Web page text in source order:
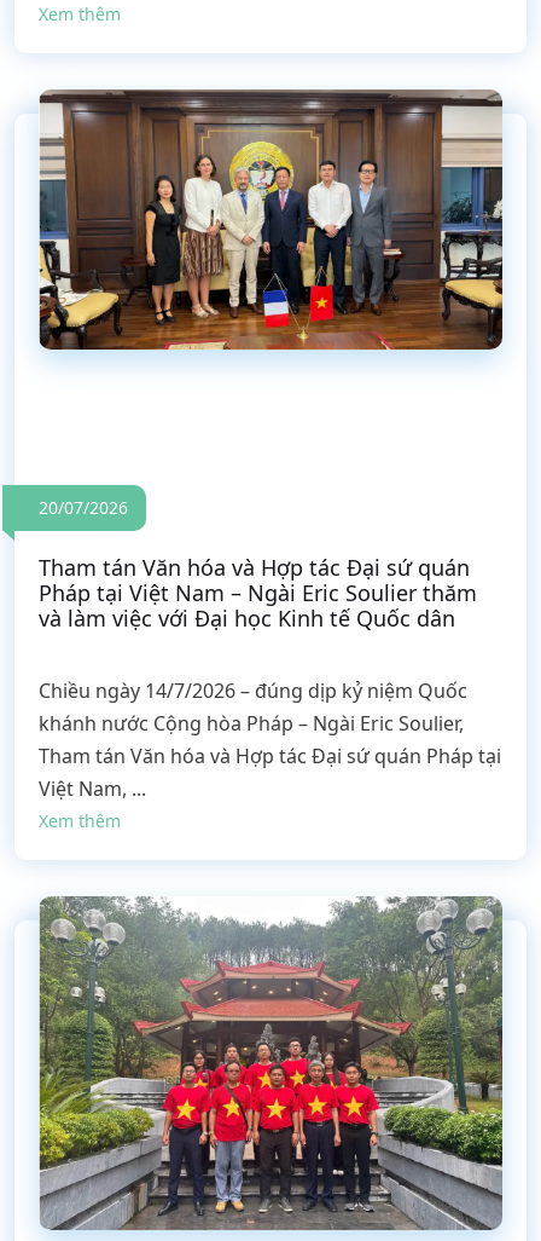
Xem thêm
20/07/2026
Tham tán Văn hóa và Hợp tác Đại sứ quán
Pháp tại Việt Nam – Ngài Eric Soulier thăm
và làm việc với Đại học Kinh tế Quốc dân
Chiều ngày 14/7/2026 – đúng dịp kỷ niệm Quốc
khánh nước Cộng hòa Pháp – Ngài Eric Soulier,
Tham tán Văn hóa và Hợp tác Đại sứ quán Pháp tại
Việt Nam, ...
Xem thêm